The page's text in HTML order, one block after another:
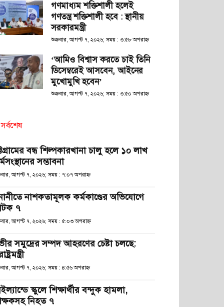
গণমাধ্যম শক্তিশালী হলেই
গণতন্ত্র শক্তিশালী হবে : স্থানীয়
সরকারমন্ত্রী
শুক্রবার, আগস্ট ৭, ২০২৬; সময় : ৩:৫৮ অপরাহ্ণ
‘আমিও বিশ্বাস করতে চাই তিনি
ডিসেম্বরেই আসবেন, আইনের
মুখোমুখি হবেন’
শুক্রবার, আগস্ট ৭, ২০২৬; সময় : ৩:৫০ অপরাহ্ণ
সর্বশেষ
বন্ধ শিল্পকারখানা চালু হলে ১০ লাখ
সম্ভাবনা
আগস্ট ৭, ২০২৬; সময় : ৭:০৭ অপরাহ্ণ
নাশকতামূলক কর্মকাণ্ডের অভিযোগে
৭
আগস্ট ৭, ২০২৬; সময় : ৫:০৩ অপরাহ্ণ
সমুদ্রের সম্পদ আহরণের চেষ্টা চলছে:
আগস্ট ৭, ২০২৬; সময় : ৪:৫৬ অপরাহ্ণ
স্কুলে শিক্ষার্থীর বন্দুক হামলা,
নিহত ৭